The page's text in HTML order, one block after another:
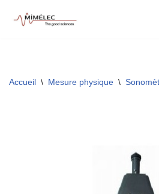
Accueil \ Mesure physique \